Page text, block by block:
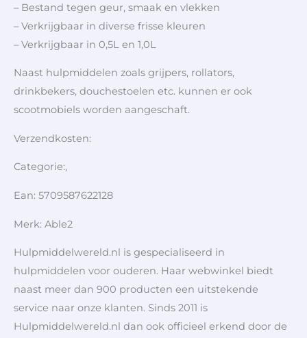
– Bestand tegen geur, smaak en vlekken
– Verkrijgbaar in diverse frisse kleuren
– Verkrijgbaar in 0,5L en 1,0L
Naast hulpmiddelen zoals grijpers, rollators,
drinkbekers, douchestoelen etc. kunnen er ook
scootmobiels worden aangeschaft.
Verzendkosten:
Categorie:,
Ean: 5709587622128
Merk: Able2
Hulpmiddelwereld.nl is gespecialiseerd in
hulpmiddelen voor ouderen. Haar webwinkel biedt
naast meer dan 900 producten een uitstekende
service naar onze klanten. Sinds 2011 is
Hulpmiddelwereld.nl dan ook officieel erkend door de